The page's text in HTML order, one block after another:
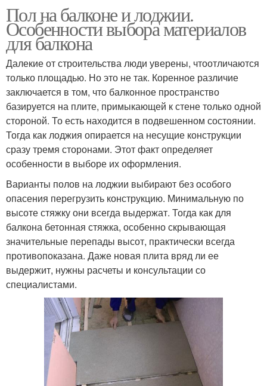
Пол на балконе и лоджии.
Особенности выбора материалов
для балкона
Далекие от строительства люди уверены, чтоотличаются
только площадью. Но это не так. Коренное различие
заключается в том, что балконное пространство
базируется на плите, примыкающей к стене только одной
стороной. То есть находится в подвешенном состоянии.
Тогда как лоджия опирается на несущие конструкции
сразу тремя сторонами. Этот факт определяет
особенности в выборе их оформления.
Варианты полов на лоджии выбирают без особого
опасения перегрузить конструкцию. Минимальную по
высоте стяжку они всегда выдержат. Тогда как для
балкона бетонная стяжка, особенно скрывающая
значительные перепады высот, практически всегда
противопоказана. Даже новая плита вряд ли ее
выдержит, нужны расчеты и консультации со
специалистами.